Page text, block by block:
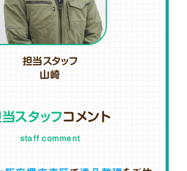
スタッフコメント
staff comment
担当スタッフ
山崎